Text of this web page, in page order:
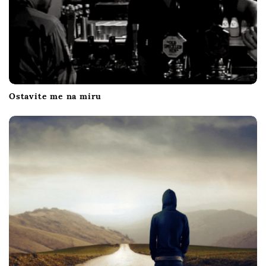
Ostavite me na miru